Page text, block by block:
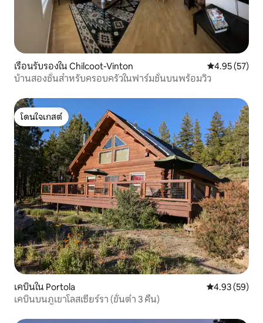
เรือนรับรองใน Chilcoot-Vinton คะแนนเฉลี่ย
4.95 (57)
บ้านสองชั้นสำหรับครอบครัวในฟาร์มชั้นบนพร้อมวิว
โดนใจเกสต์
โดนใจเกสต์
เคบินใน Portola คะแนนเฉลี่ย
4.93 (59)
เคบินบนภูเขาโลสเซียร์รา (ขั้นต่ำ 3 คืน)